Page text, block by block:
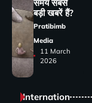
समय सबसे
बड़ी खबरें हैं?
Pratibimb
Media
11 March
2026
Internation